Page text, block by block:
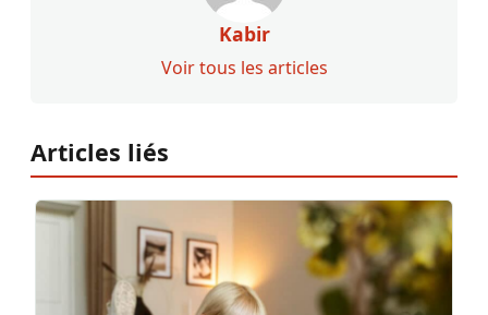
Kabir
Voir tous les articles
Articles liés